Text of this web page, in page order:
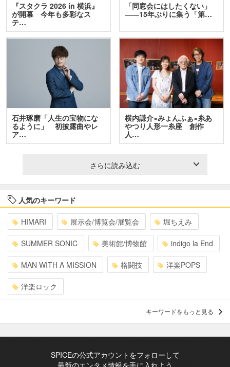
『スタクラ 2026 in 横浜』
が開幕 今年も多彩なス
テ…
「同窓会にはしたくない」
――15年ぶりに集う「第…
石井琢磨「人生の宝物にな
るように」 初披露曲やレ
ア…
横内謙介×みょんふぁ×糸あ
やつり人形一糸座 創作
人…
さらに読み込む
人気のキーワード
HIMARI 展示会/博覧会/展覧会 堀ちえみ
SUMMER SONIC 美術館/博物館 indigo la End
MAN WITH A MISSION 格闘技 洋楽POPS
洋楽ロック
キーワードをもっと見る
SPICEの公式アカウントをフォローして